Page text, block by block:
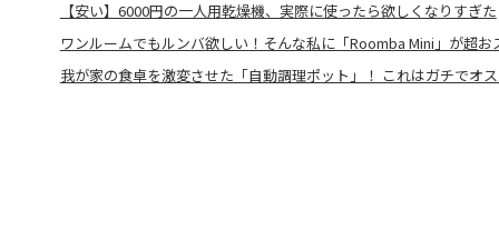
【安い】6000円の一人用乾燥機、実際に使ったら欲しくなりすぎた
ワンルームでもルンバ欲しい！そんな私に「Roomba Mini」が超お
我が家の食卓を激変させた「自動調理ポット」！ これはガチでオ